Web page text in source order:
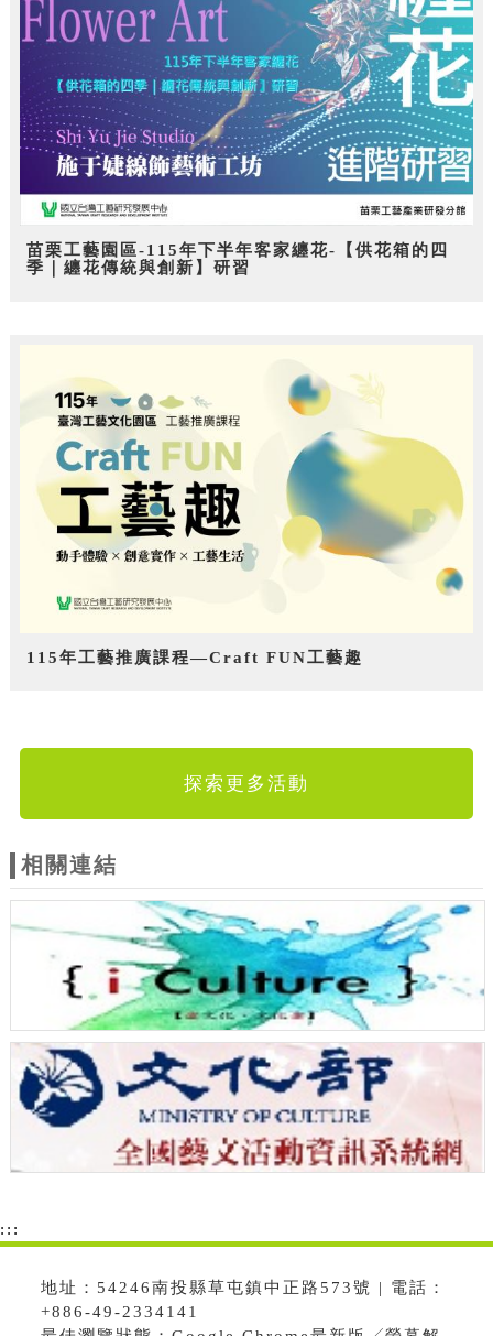
苗栗工藝園區-115年下半年客家纏花-【供花箱的四
季｜纏花傳統與創新】研習
115年工藝推廣課程—Craft FUN工藝趣
探索更多活動
相關連結
:::
地址：54246南投縣草屯鎮中正路573號 | 電話：
+886-49-2334141